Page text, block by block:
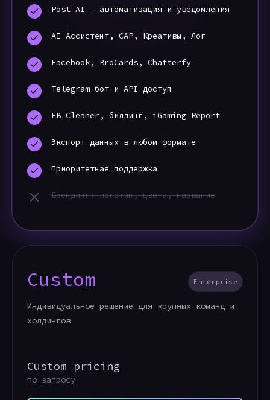
Post AI — автоматизация и уведомления
AI Ассистент, CAP, Креативы, Лог
Facebook, BroCards, Chatterfy
Telegram-бот и API-доступ
FB Cleaner, биллинг, iGaming Report
Экспорт данных в любом формате
Приоритетная поддержка
Брендинг: логотип, цвета, название
Custom Enterprise
Индивидуальное решение для крупных команд и
холдингов
Custom pricing
по запросу